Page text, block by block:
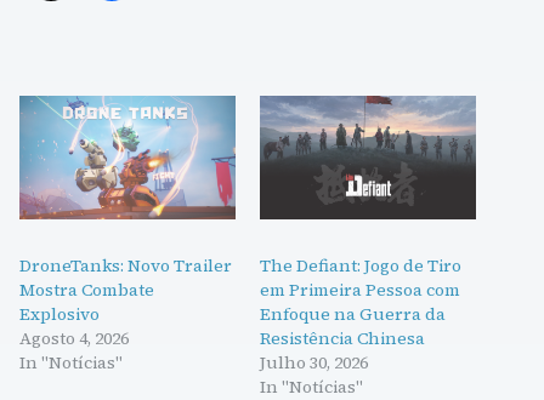
DroneTanks: Novo Trailer
Mostra Combate
Explosivo
Agosto 4, 2026
In "Notícias"
The Defiant: Jogo de Tiro
em Primeira Pessoa com
Enfoque na Guerra da
Resistência Chinesa
Julho 30, 2026
In "Notícias"